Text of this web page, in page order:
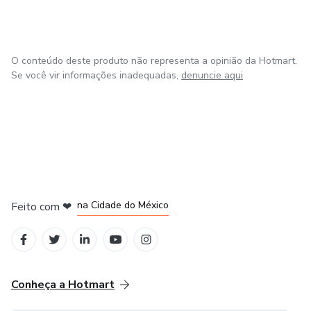
O conteúdo deste produto não representa a opinião da Hotmart.
Se você vir informações inadequadas, denuncie aqui
Feito com ❤ na Cidade do México
Conheça a Hotmart